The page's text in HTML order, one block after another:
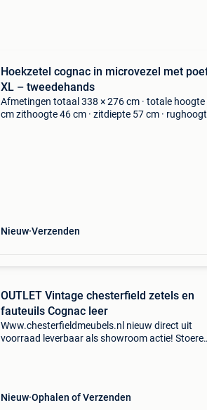
Hoekzetel cognac in microvezel met
XL – tweedehands
Afmetingen totaal 338 × 276 cm · totale hoogte
cm zithoogte 46 cm · zitdiepte 57 cm ·
Nieuw Verzenden
OUTLET Vintage chesterfield zetels en
fauteuils Cognac leer
Www.chesterfieldmeubels.nl nieuw direct uit
voorraad leverbaar als showroom actie! Stoere
Nieuw Ophalen of Verzenden